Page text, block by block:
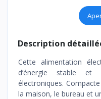
Description
Cette alimentation
d’énergie stable et
électroniques.
la maison, le bureau et